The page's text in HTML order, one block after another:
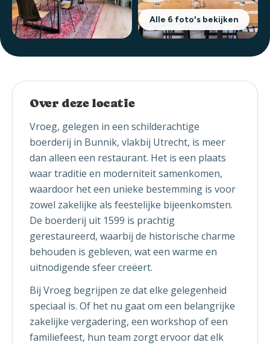
Alle 6 foto's bekijken
Over deze locatie
Vroeg, gelegen in een schilderachtige
boerderij in Bunnik, vlakbij Utrecht, is meer
dan alleen een restaurant. Het is een plaats
waar traditie en moderniteit samenkomen,
waardoor het een unieke bestemming is voor
zowel zakelijke als feestelijke bijeenkomsten.
De boerderij uit 1599 is prachtig
gerestaureerd, waarbij de historische charme
behouden is gebleven, wat een warme en
uitnodigende sfeer creëert.
Bij Vroeg begrijpen ze dat elke gelegenheid
speciaal is. Of het nu gaat om een belangrijke
zakelijke vergadering, een workshop of een
familiefeest, hun team zorgt ervoor dat elk